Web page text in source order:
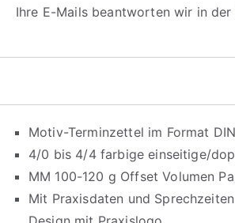
Ihre E-Mails beantworten wir in
Motiv-Terminzettel im Format
4/0 bis 4/4 farbige einseitige/
MM 100-120 g Offset Volumen
Mit Praxisdaten und